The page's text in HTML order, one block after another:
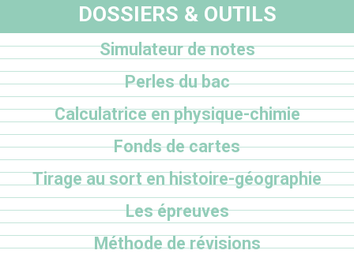
DOSSIERS & OUTILS
Simulateur de notes
Perles du bac
Calculatrice en physique-chimie
Fonds de cartes
Tirage au sort en histoire-géographie
Les épreuves
Méthode de révisions